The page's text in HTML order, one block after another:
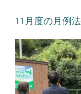
11月度の月例